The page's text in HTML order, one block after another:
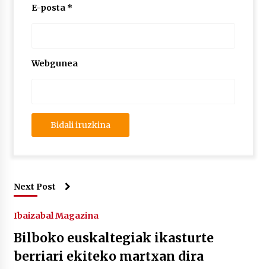
E-posta *
Webgunea
Next Post
Ibaizabal Magazina
Bilboko euskaltegiak ikasturte
berriari ekiteko martxan dira